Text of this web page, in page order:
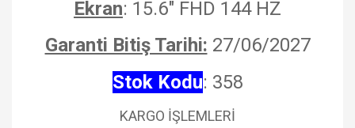
Ekran: 15.6" FHD 144 HZ
Garanti Bitiş Tarihi: 27/06/2027
Stok Kodu: 358
KARGO İŞLEMLERİ